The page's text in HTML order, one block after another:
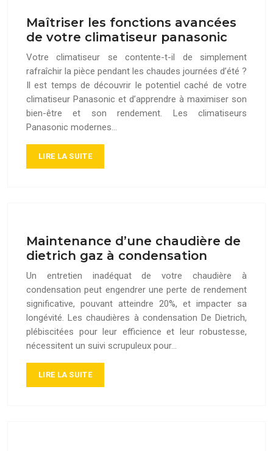
Maîtriser les fonctions avancées
de votre climatiseur panasonic
Votre climatiseur se contente-t-il de simplement
rafraîchir la pièce pendant les chaudes journées d’été ?
Il est temps de découvrir le potentiel caché de votre
climatiseur Panasonic et d’apprendre à maximiser son
bien-être et son rendement. Les climatiseurs
Panasonic modernes…
LIRE LA SUITE
Maintenance d’une chaudière de
dietrich gaz à condensation
Un entretien inadéquat de votre chaudière à
condensation peut engendrer une perte de rendement
significative, pouvant atteindre 20%, et impacter sa
longévité. Les chaudières à condensation De Dietrich,
plébiscitées pour leur efficience et leur robustesse,
nécessitent un suivi scrupuleux pour…
LIRE LA SUITE